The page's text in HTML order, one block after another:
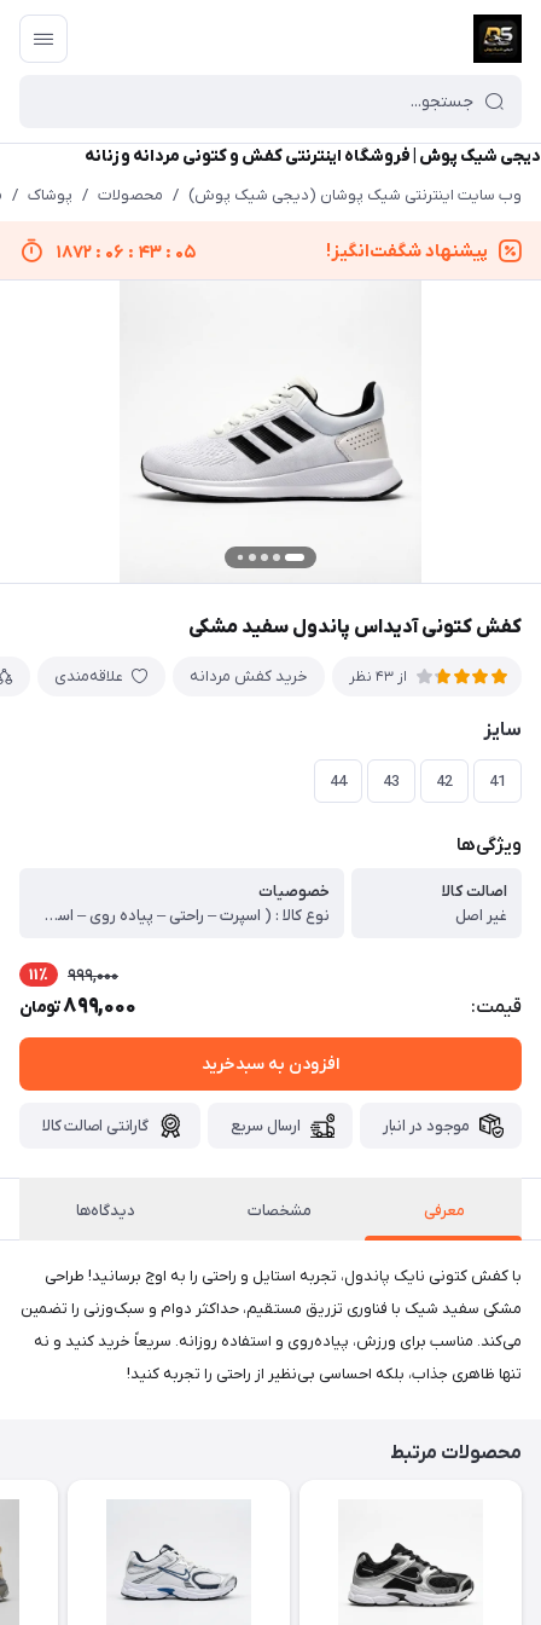
دیجی شیک پوش | فروشگاه اینترنتی کفش و کتونی مردانه و زنانه
وب سایت اینترنتی شیک پوشان (دیجی شیک پوش) / محصولات / پوشاک /
پیشنهاد شگفت‌انگیز! 1872 : 06 : 43 : 05
کفش کتونی آدیداس پاندول سفید مشکی
از 43 نظر خرید کفش مردانه علاقه‌مندی
سایز
41
42
43
44
ویژگی‌ها
اصالت کالا
غیر اصل
خصوصیات
نوع کالا : ( اسپرت – راحتی – پیاده روی – استفاده روزمره – مهمانی – اداره ) ، مدل کالا : بندی ، دوخت : داخل ، جنس زیره : پی یو تزریق مستقیم ، جنس رویه : لاکرا ، نوع کفی : معمولی ، کشور تولید کننده : ایران ، قابل شستشو : میباشد (برای شستشو محصول بهتر است از شامپو و اَبر استفاده شود. بهتر است هنگام استفاده از ماشین لباسشویی از پودر آنزیم دار استفاده نشود)
قیمت:
999,000 11٪
899,000تومان
افزودن به سبدخرید
موجود در انبار ارسال سریع گارانتی اصالت کالا
معرفی مشخصات دیدگاه‌ها
با کفش کتونی نایک پاندول، تجربه استایل و راحتی را به اوج برسانید! طراحی
مشکی سفید شیک با فناوری تزریق مستقیم، حداکثر دوام و سبک‌وزنی را تضمین
می‌کند. مناسب برای ورزش، پیاده‌روی و استفاده روزانه. سریعاً خرید کنید و نه
تنها ظاهری جذاب، بلکه احساسی بی‌نظیر از راحتی را تجربه کنید!
محصولات مرتبط